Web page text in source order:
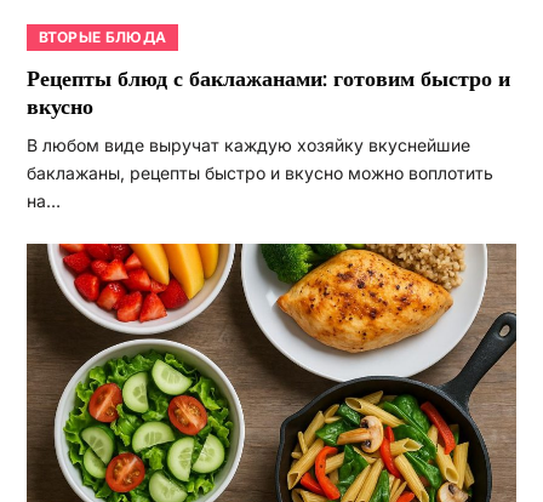
ВТОРЫЕ БЛЮДА
Рецепты блюд с баклажанами: готовим быстро и
вкусно
В любом виде выручат каждую хозяйку вкуснейшие
баклажаны, рецепты быстро и вкусно можно воплотить
на…